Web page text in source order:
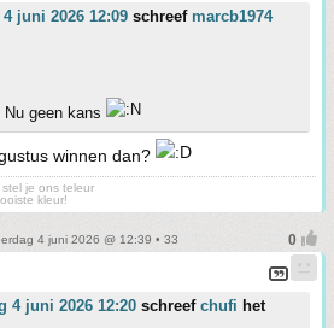
juni 2026 12:09 schreef marcb1974
geen kans
winnen dan?
je ons teleur
kleur!
4 juni 2026 @ 12:39 • 33
4 juni 2026 12:20 schreef chufi het